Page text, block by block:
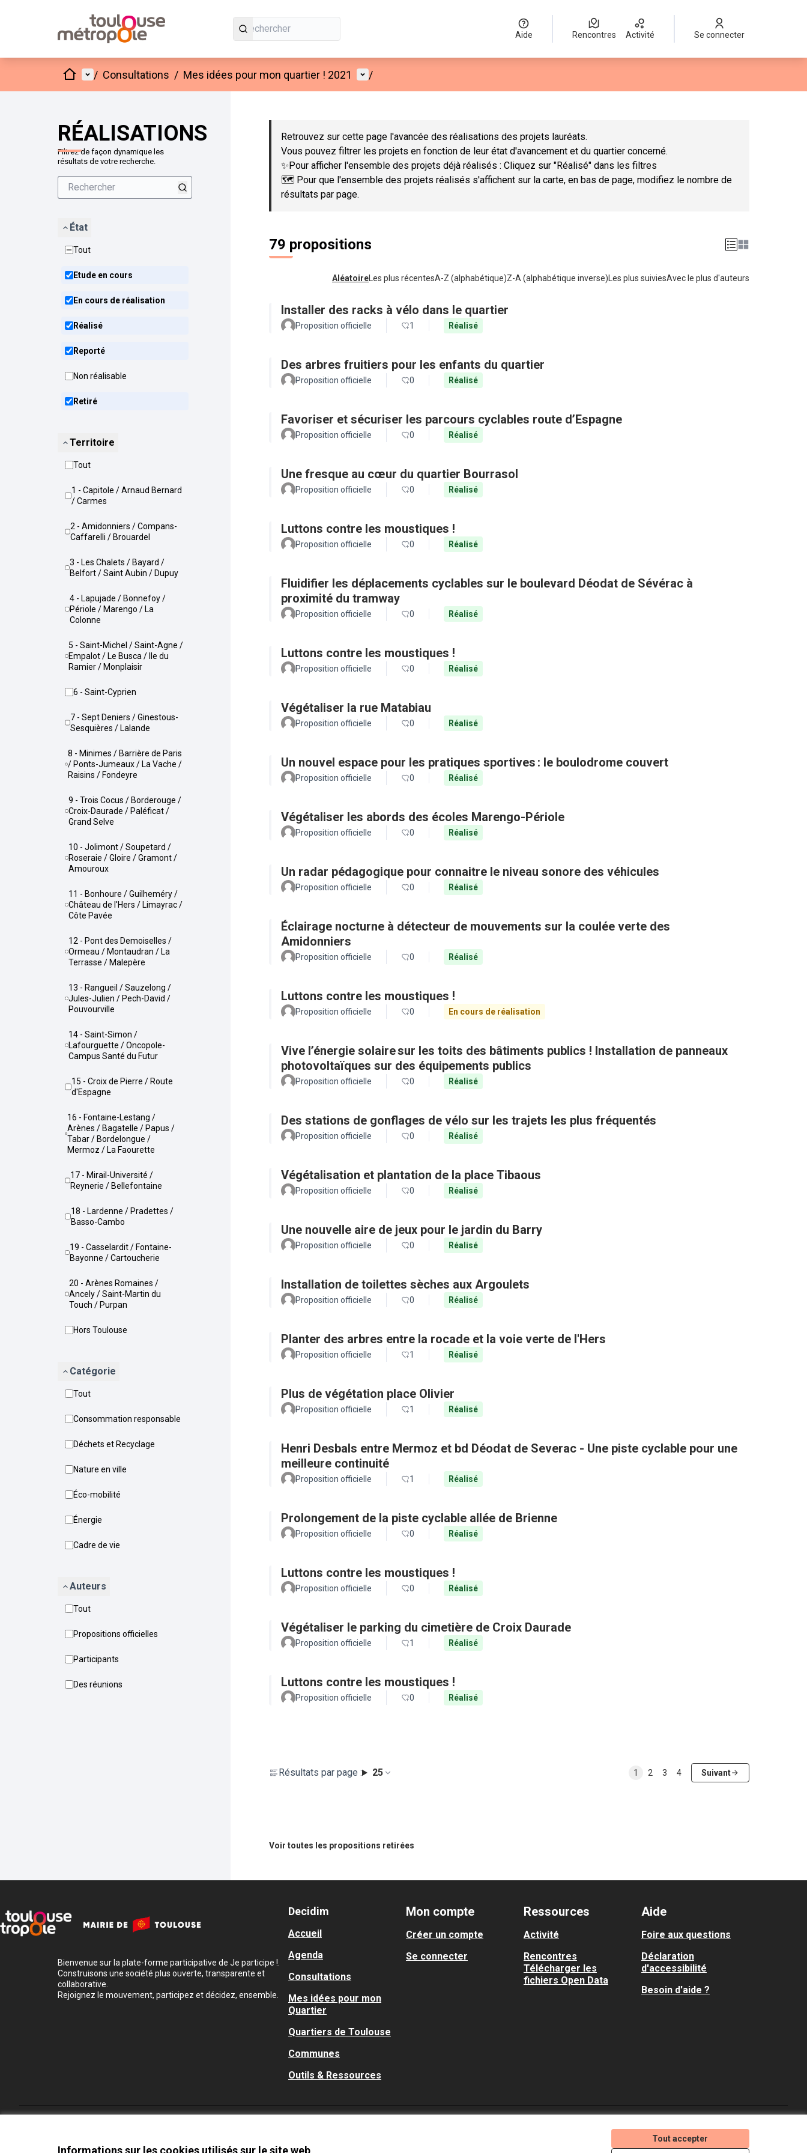
Informations sur les cookies utilisés sur le site web
Tout accepter
Aide Rencontres Activité Se connecter
AccueilMenu principal
/ Consultations / Mes idées pour mon quartier ! 2021 Menu utilisateur
/
RÉALISATIONS
Filtrez de façon dynamique les
résultats de votre recherche.
État
Tout
Etude en cours
En cours de réalisation
Réalisé
Reporté
Non réalisable
Retiré
Territoire
Tout
1 - Capitole / Arnaud Bernard
/ Carmes
2 - Amidonniers / Compans-
Caffarelli / Brouardel
3 - Les Chalets / Bayard /
Belfort / Saint Aubin / Dupuy
4 - Lapujade / Bonnefoy /
Périole / Marengo / La
Colonne
5 - Saint-Michel / Saint-Agne /
Empalot / Le Busca / Ile du
Ramier / Monplaisir
6 - Saint-Cyprien
7 - Sept Deniers / Ginestous-
Sesquières / Lalande
8 - Minimes / Barrière de Paris
/ Ponts-Jumeaux / La Vache /
Raisins / Fondeyre
9 - Trois Cocus / Borderouge /
Croix-Daurade / Paléficat /
Grand Selve
10 - Jolimont / Soupetard /
Roseraie / Gloire / Gramont /
Amouroux
11 - Bonhoure / Guilheméry /
Château de l'Hers / Limayrac /
Côte Pavée
12 - Pont des Demoiselles /
Ormeau / Montaudran / La
Terrasse / Malepère
13 - Rangueil / Sauzelong /
Jules-Julien / Pech-David /
Pouvourville
14 - Saint-Simon /
Lafourguette / Oncopole-
Campus Santé du Futur
15 - Croix de Pierre / Route
d'Espagne
16 - Fontaine-Lestang /
Arènes / Bagatelle / Papus /
Tabar / Bordelongue /
Mermoz / La Faourette
17 - Mirail-Université /
Reynerie / Bellefontaine
18 - Lardenne / Pradettes /
Basso-Cambo
19 - Casselardit / Fontaine-
Bayonne / Cartoucherie
20 - Arènes Romaines /
Ancely / Saint-Martin du
Touch / Purpan
Hors Toulouse
Catégorie
Tout
Consommation responsable
Déchets et Recyclage
Nature en ville
Éco-mobilité
Énergie
Cadre de vie
Auteurs
Tout
Propositions officielles
Participants
Des réunions
Passer la carte
Retrouvez sur cette page l'avancée des réalisations des projets lauréats.
Vous pouvez filtrer les projets en fonction de leur état d'avancement et du quartier concerné.
✨Pour afficher l'ensemble des projets déjà réalisés : Cliquez sur "Réalisé" dans les filtres
🗺️ Pour que l'ensemble des projets réalisés s'affichent sur la carte, en bas de page, modifiez le nombre de
résultats par page.
79 propositions
Aléatoire Les plus récentesA-Z (alphabétique)Z-A (alphabétique inverse) Les plus suiviesAvec le plus d'auteurs
Installer des racks à vélo dans le quartier
Proposition officielle 1 Réalisé
Des arbres fruitiers pour les enfants du quartier
Proposition officielle 0 Réalisé
Favoriser et sécuriser les parcours cyclables route d’Espagne
Proposition officielle 0 Réalisé
Une fresque au cœur du quartier Bourrasol
Proposition officielle 0 Réalisé
Luttons contre les moustiques !
Proposition officielle 0 Réalisé
Fluidifier les déplacements cyclables sur le boulevard Déodat de Sévérac à
proximité du tramway
Proposition officielle 0 Réalisé
Luttons contre les moustiques !
Proposition officielle 0 Réalisé
Végétaliser la rue Matabiau
Proposition officielle 0 Réalisé
Un nouvel espace pour les pratiques sportives : le boulodrome couvert
Proposition officielle 0 Réalisé
Végétaliser les abords des écoles Marengo-Périole
Proposition officielle 0 Réalisé
Un radar pédagogique pour connaitre le niveau sonore des véhicules
Proposition officielle 0 Réalisé
Éclairage nocturne à détecteur de mouvements sur la coulée verte des
Amidonniers
Proposition officielle 0 Réalisé
Luttons contre les moustiques !
Proposition officielle 0 En cours de réalisation
Vive l’énergie solaire sur les toits des bâtiments publics ! Installation de panneaux
photovoltaïques sur des équipements publics
Proposition officielle 0 Réalisé
Des stations de gonflages de vélo sur les trajets les plus fréquentés
Proposition officielle 0 Réalisé
Végétalisation et plantation de la place Tibaous
Proposition officielle 0 Réalisé
Une nouvelle aire de jeux pour le jardin du Barry
Proposition officielle 0 Réalisé
Installation de toilettes sèches aux Argoulets
Proposition officielle 0 Réalisé
Planter des arbres entre la rocade et la voie verte de l'Hers
Proposition officielle 1 Réalisé
Plus de végétation place Olivier
Proposition officielle 1 Réalisé
Henri Desbals entre Mermoz et bd Déodat de Severac - Une piste cyclable pour une
meilleure continuité
Proposition officielle 1 Réalisé
Prolongement de la piste cyclable allée de Brienne
Proposition officielle 0 Réalisé
Luttons contre les moustiques !
Proposition officielle 0 Réalisé
Végétaliser le parking du cimetière de Croix Daurade
Proposition officielle 1 Réalisé
Luttons contre les moustiques !
Proposition officielle 0 Réalisé
Résultats par page : 25 1 2 3 4 Suivant
Voir toutes les propositions retirées
Bienvenue sur la plate-forme participative de Je participe !.
Construisons une société plus ouverte, transparente et
collaborative.
Rejoignez le mouvement, participez et décidez, ensemble.
Decidim
Accueil
Agenda
Consultations
Mes idées pour mon
Quartier
Quartiers de Toulouse
Communes
Outils & Ressources
Mon compte
Créer un compte
Se connecter
Ressources
Activité
Rencontres
Télécharger les
fichiers Open Data
Aide
Foire aux questions
Déclaration
d'accessibilité
Besoin d'aide ?
(Lien externe)
(Lien externe)
(Lien externe)